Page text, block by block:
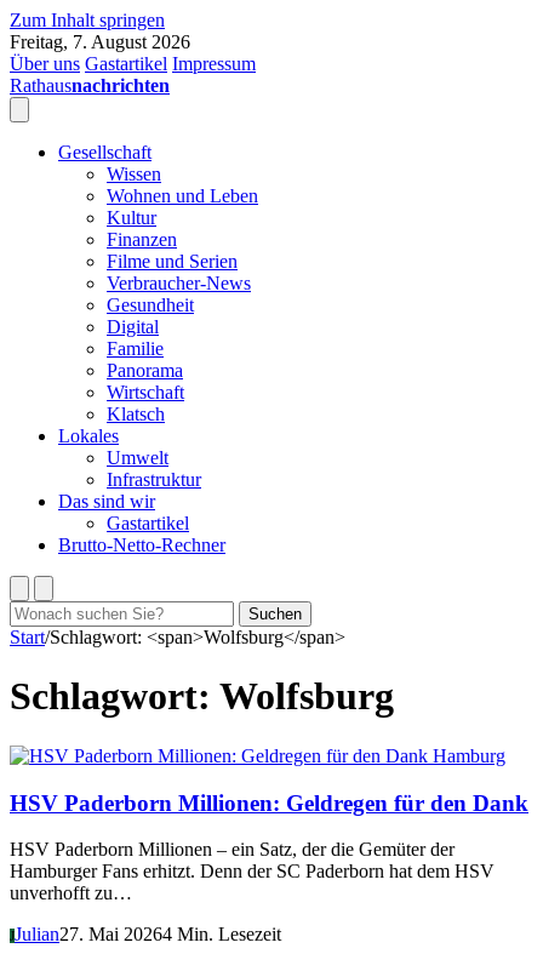
Zum Inhalt springen
Freitag, 7. August 2026
Über uns Gastartikel Impressum
Rathausnachrichten
Gesellschaft
Wissen
Wohnen und Leben
Kultur
Finanzen
Filme und Serien
Verbraucher-News
Gesundheit
Digital
Familie
Panorama
Wirtschaft
Klatsch
Lokales
Umwelt
Infrastruktur
Das sind wir
Gastartikel
Brutto-Netto-Rechner
Suchen
nach:
Suchen
Start/Schlagwort: <span>Wolfsburg</span>
Schlagwort: Wolfsburg
Hamburg
HSV Paderborn Millionen: Geldregen für den Dank
HSV Paderborn Millionen – ein Satz, der die Gemüter der
Hamburger Fans erhitzt. Denn der SC Paderborn hat dem HSV
unverhofft zu…
JJulian27. Mai 20264 Min. Lesezeit